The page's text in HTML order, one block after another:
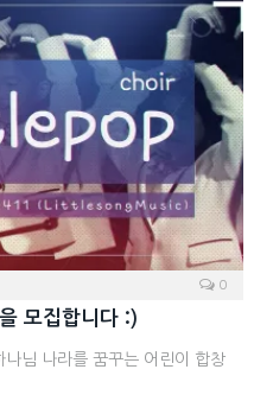
0
모집합니다 :)
님 나라를 꿈꾸는 어린이 합창